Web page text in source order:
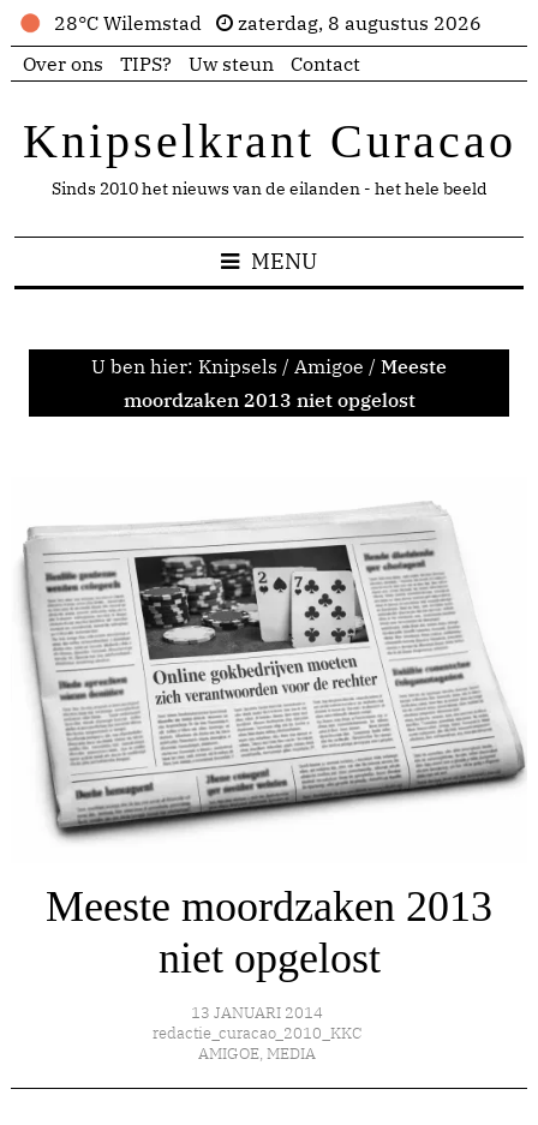
28°C Wilemstad
zaterdag, 8 augustus 2026
Over ons
TIPS? Uw steun Contact
Knipselkrant Curacao
Sinds 2010 het nieuws van de eilanden - het hele beeld
MENU
U ben hier: Knipsels / Amigoe / Meeste
moordzaken 2013 niet opgelost
Meeste moordzaken 2013
niet opgelost
13 JANUARI 2014
redactie_curacao_2010_KKC
AMIGOE, MEDIA